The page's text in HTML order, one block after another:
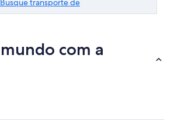
Busque transporte de
com a